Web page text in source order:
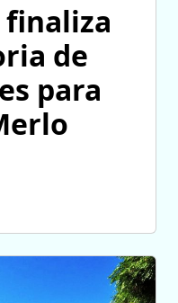
finaliza
de
para